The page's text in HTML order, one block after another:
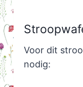
Voor dit
nodig: